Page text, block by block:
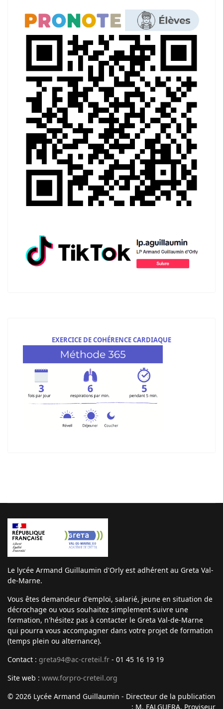
EXERCICE DE COHÉRENCE CARDIAQUE
Le lycée Armand Guillaumin d'Orly est adhérent au Greta Val-
de-Marne.
Vous êtes demandeur d'emploi, salarié, jeune en situation de
décrochage ou vous souhaitez simplement suivre une
formation, n'hésitez pas à contacter le Greta Val-de-Marne
qui pourra vous accompagner dans votre projet de formation
(temps plein ou alternance).
Contact : greta94@ac-creteil.fr - 01 45 16 19 19
Site web : www.forpro-creteil.org
© 2026 Lycée Armand Guillaumin - Directeur de la publication
: M. FALGUERA, Proviseur